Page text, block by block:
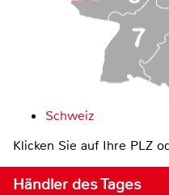
Schweiz
Klicken Sie auf Ihre PLZ
Händler des Tages